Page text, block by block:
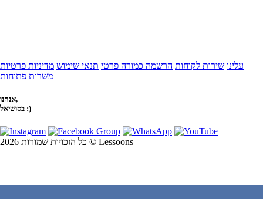
עלינו שירות לקוחות הרשמה כמורה פרטי תנאי שימוש מדיניות פרטיות
משרות פתוחות
אנחנו,
בסושיאל :)
כל הזכויות שמורות 2026 © Lessoons